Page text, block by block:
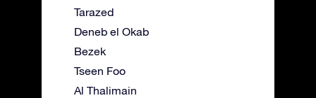
Tarazed
Deneb el Okab
Bezek
Tseen Foo
Al Thalimain